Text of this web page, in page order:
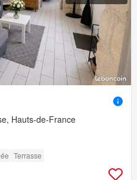
Hauts-de-France
Terrasse